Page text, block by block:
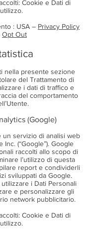
Cookie e Dati di
utilizzo.
: USA – Privacy Policy
Opt Out
nella presente sezione
del Trattamento di
i dati di traffico e
del comportamento
(Google)
un servizio di analisi web
(“Google”). Google
raccolti allo scopo di
l’utilizzo di questa
report e condividerli
sviluppati da Google.
i Dati Personali
e personalizzare gli
network pubblicitario.
Cookie e Dati di
utilizzo.